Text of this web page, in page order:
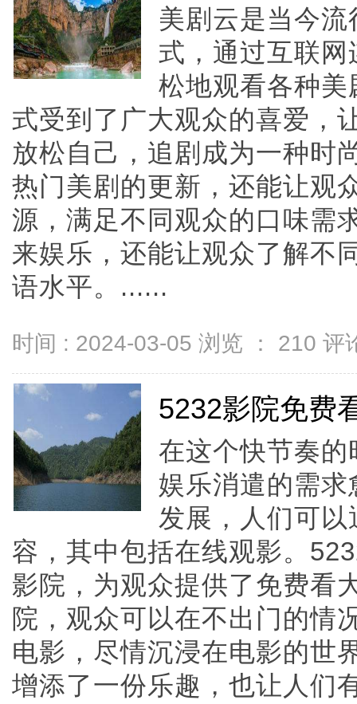
美剧云是当今
式，通过互联
松地观看各种
式受到了广大观众的喜爱，
放松自己，追剧成为一种时
热门美剧的更新，还能让观
源，满足不同观众的口味需
来娱乐，还能让观众了解不
语水平。......
时间 : 2024-03-05 浏览 ： 210 评
5232影院免费
在这个快节奏
娱乐消遣的需
发展，人们可
容，其中包括在线观影。
影院，为观众提供了免费看
院，观众可以在不出门的情
电影，尽情沉浸在电影的世
增添了一份乐趣，也让人们